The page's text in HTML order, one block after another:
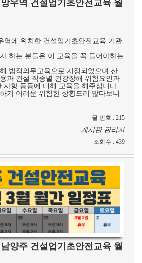
우역 건설업기초안전교육 월
역에 위치한 건설업기초안전교육 기관
하는 분들은 이 교육을 꼭 들어야하는
법적의무교육으로 지정되었으며 산
과 건설 직종별 건강장해 위험요인과
사항 등등에 대해 교육을 해주십니다.
기 어려운 위험한 상황드리 많다보니
글 번호 : 215
게시판 관리자
조회수 : 439
양주 건설업기초안전교육 월